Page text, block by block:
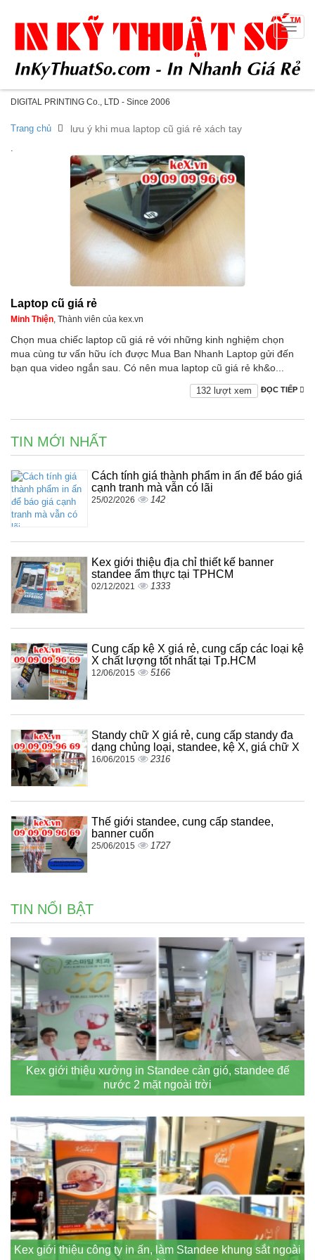
DIGITAL PRINTING Co., LTD - Since 2006
Toggle
Trang chủ lưu ý khi mua laptop cũ giá rẻ xách tay
.
Laptop cũ giá rẻ
Minh Thiện, Thành viên của kex.vn
Chọn mua chiếc laptop cũ giá rẻ với những kinh nghiệm chọn
mua cùng tư vấn hữu ích được Mua Ban Nhanh Laptop gửi đến
bạn qua video ngắn sau. Có nên mua laptop cũ giá rẻ kh&o...
ĐỌC TIẾP
132 lượt xem
TIN MỚI NHẤT
Cách tính giá thành phẩm in ấn để báo giá
cạnh tranh mà vẫn có lãi
25/02/2026 142
Kex giới thiệu địa chỉ thiết kế banner
standee ẩm thực tại TPHCM
02/12/2021 1333
Cung cấp kệ X giá rẻ, cung cấp các loại kệ
X chất lượng tốt nhất tại Tp.HCM
12/06/2015 5166
Standy chữ X giá rẻ, cung cấp standy đa
dạng chủng loại, standee, kệ X, giá chữ X
16/06/2015 2316
Thế giới standee, cung cấp standee,
banner cuốn
25/06/2015 1727
TIN NỔI BẬT
Kex giới thiệu xưởng in Standee cản gió, standee đế
nước 2 mặt ngoài trời
Kex giới thiệu công ty in ấn, làm Standee khung sắt ngoài